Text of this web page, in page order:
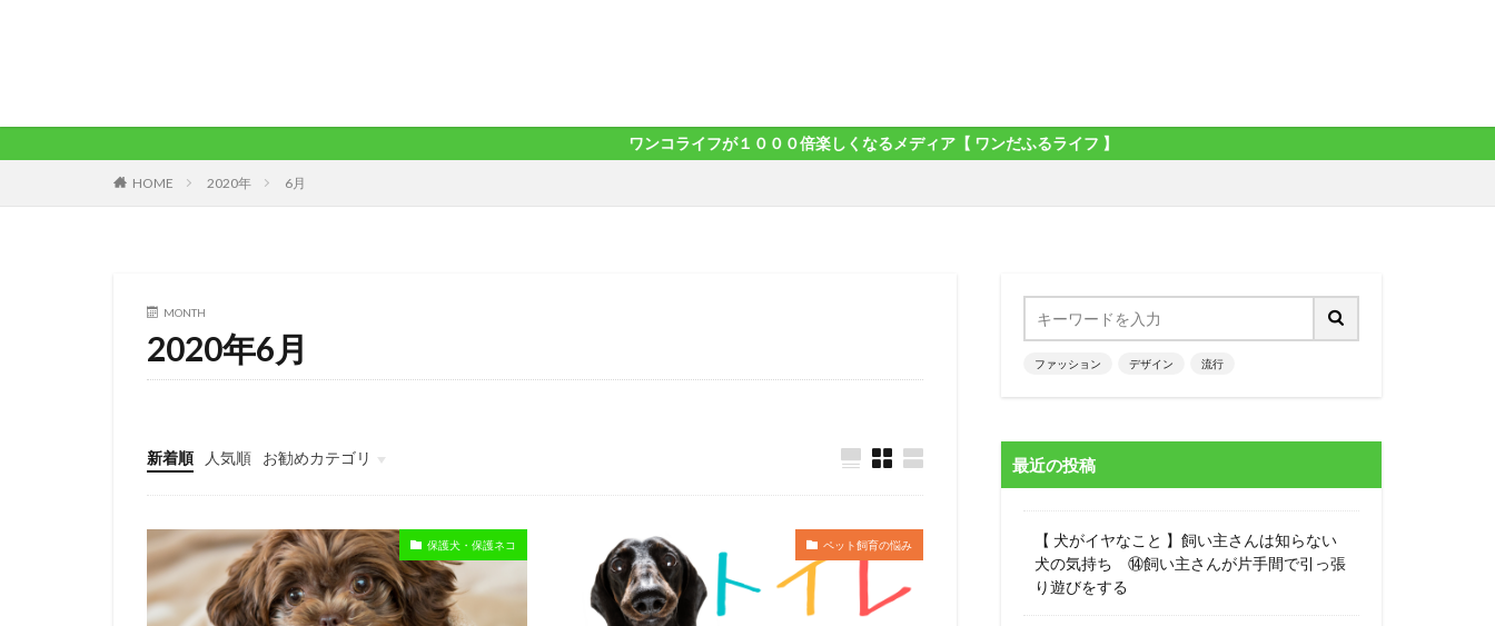
ワンコライフが１０００倍楽しくなるメディア【 ワンだふるライフ 】
HOME 2020年 6月
MONTH
2020年6月
新着順 人気順
お勧めカテゴリ
未分類
保護犬・保護ネコ ペット飼育の悩み
ファッション デザイン 流行
最近の投稿
【 犬がイヤなこと 】飼い主さんは知らない
犬の気持ち ⑭飼い主さんが片手間で引っ張
り遊びをする